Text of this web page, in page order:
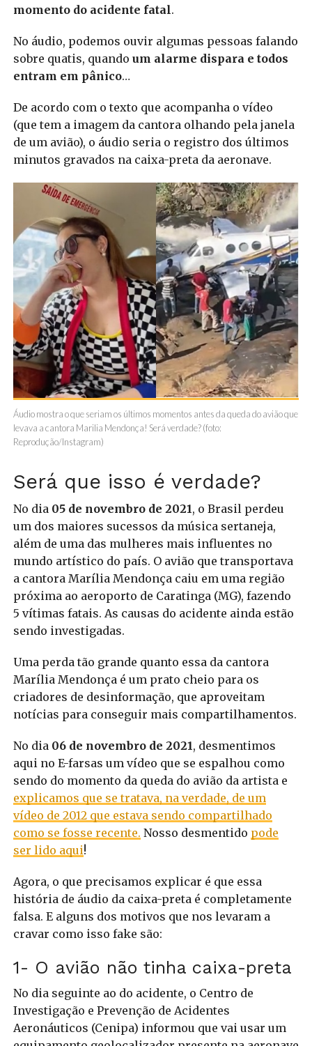
momento do acidente fatal.
No áudio, podemos ouvir algumas pessoas falando
sobre quatis, quando um alarme dispara e todos
entram em pânico…
De acordo com o texto que acompanha o vídeo
(que tem a imagem da cantora olhando pela janela
de um avião), o áudio seria o registro dos últimos
minutos gravados na caixa-preta da aeronave.
Áudio mostra o que seriam os últimos momentos antes da queda do avião que
levava a cantora Marilia Mendonça! Será verdade? (foto:
Reprodução/Instagram)
Será que isso é verdade?
No dia 05 de novembro de 2021, o Brasil perdeu
um dos maiores sucessos da música sertaneja,
além de uma das mulheres mais influentes no
mundo artístico do país. O avião que transportava
a cantora Marília Mendonça caiu em uma região
próxima ao aeroporto de Caratinga (MG), fazendo
5 vítimas fatais. As causas do acidente ainda estão
sendo investigadas.
Uma perda tão grande quanto essa da cantora
Marília Mendonça é um prato cheio para os
criadores de desinformação, que aproveitam
notícias para conseguir mais compartilhamentos.
No dia 06 de novembro de 2021, desmentimos
aqui no E-farsas um vídeo que se espalhou como
sendo do momento da queda do avião da artista e
explicamos que se tratava, na verdade, de um
vídeo de 2012 que estava sendo compartilhado
como se fosse recente. Nosso desmentido pode
ser lido aqui!
Agora, o que precisamos explicar é que essa
história de áudio da caixa-preta é completamente
falsa. E alguns dos motivos que nos levaram a
cravar como isso fake são:
1- O avião não tinha caixa-preta
No dia seguinte ao do acidente, o Centro de
Investigação e Prevenção de Acidentes
Aeronáuticos (Cenipa) informou que vai usar um